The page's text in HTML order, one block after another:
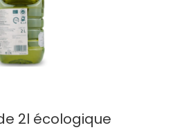
2l écologique